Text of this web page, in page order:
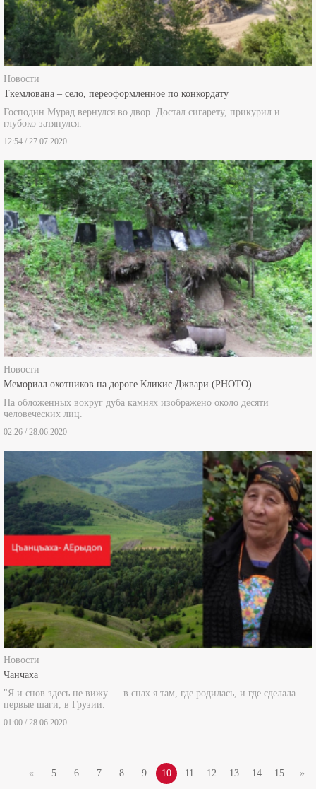
Новости
Ткемлована – село, переоформленное по конкордату
Господин Мурад вернулся во двор. Достал сигарету, прикурил и
глубоко затянулся.
12:54 / 27.07.2020
Новости
Мемориал охотников на дороге Кликис Джвари (PHOTO)
На обложенных вокруг дуба камнях изображено около десяти
человеческих лиц.
02:26 / 28.06.2020
Новости
Чанчаха
"Я и снов здесь не вижу … в снах я там, где родилась, и где сделала
первые шаги, в Грузии.
01:00 / 28.06.2020
« 5 6 7 8 9 10 11 12 13 14 15 »